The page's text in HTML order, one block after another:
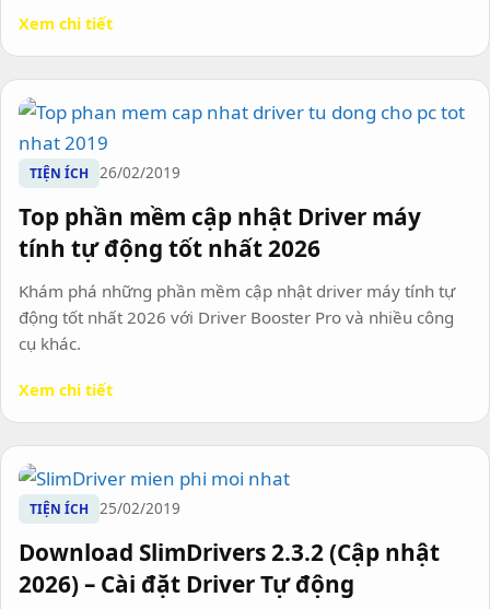
Xem chi tiết
TIỆN ÍCH 26/02/2019
Top phần mềm cập nhật Driver máy
tính tự động tốt nhất 2026
Khám phá những phần mềm cập nhật driver máy tính tự
động tốt nhất 2026 với Driver Booster Pro và nhiều công
cụ khác.
Xem chi tiết
TIỆN ÍCH 25/02/2019
Download SlimDrivers 2.3.2 (Cập nhật
2026) – Cài đặt Driver Tự động